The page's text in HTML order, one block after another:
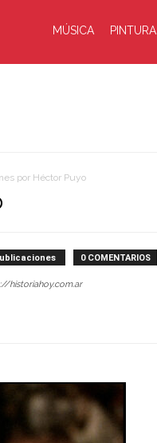
MÚSICA PINTURA
por Héctor Puyo
0 COMENTARIOS
historiahoy.com.ar